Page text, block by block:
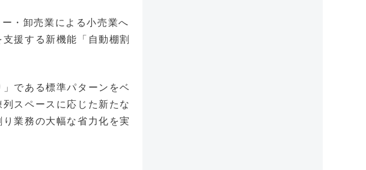
・卸売業による小売業へ
援する新機能「自動棚割
である標準パターンをベ
スペースに応じた新たな
業務の大幅な省力化を実